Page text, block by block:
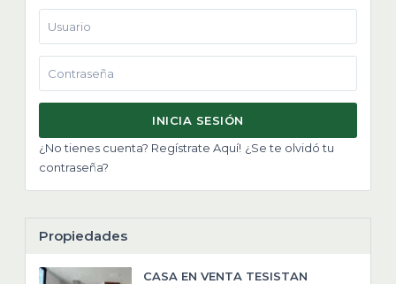
INICIA SESIÓN
¿No tienes cuenta? Regístrate Aquí! ¿Se te olvidó tu
contraseña?
Propiedades
CASA EN VENTA TESISTAN